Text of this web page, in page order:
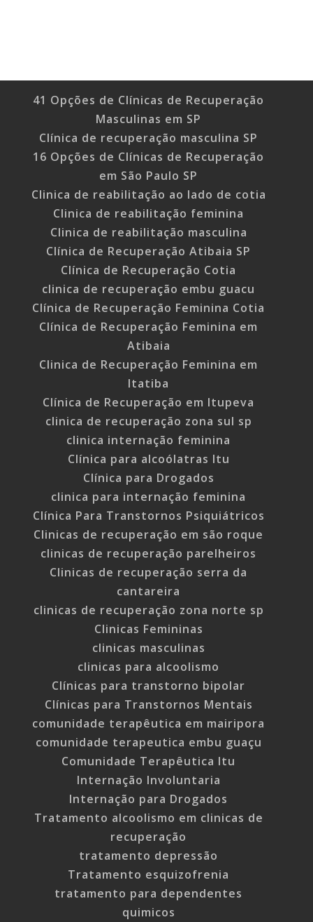
41 Opções de Clínicas de Recuperação
Masculinas em SP
Clínica de recuperação masculina SP
16 Opções de Clínicas de Recuperação
em São Paulo SP
Clinica de reabilitação ao lado de cotia
Clinica de reabilitação feminina
Clinica de reabilitação masculina
Clínica de Recuperação Atibaia SP
Clínica de Recuperação Cotia
clinica de recuperação embu guacu
Clínica de Recuperação Feminina Cotia
Clínica de Recuperação Feminina em
Atibaia
Clinica de Recuperação Feminina em
Itatiba
Clínica de Recuperação em Itupeva
clinica de recuperação zona sul sp
clinica internação feminina
Clínica para alcoólatras Itu
Clínica para Drogados
clinica para internação feminina
Clínica Para Transtornos Psiquiátricos
Clinicas de recuperação em são roque
clinicas de recuperação parelheiros
Clinicas de recuperação serra da
cantareira
clinicas de recuperação zona norte sp
Clinicas Femininas
clinicas masculinas
clinicas para alcoolismo
Clínicas para transtorno bipolar
Clínicas para Transtornos Mentais
comunidade terapêutica em mairipora
comunidade terapeutica embu guaçu
Comunidade Terapêutica Itu
Internação Involuntaria
Internação para Drogados
Tratamento alcoolismo em clinicas de
recuperação
tratamento depressão
Tratamento esquizofrenia
tratamento para dependentes
quimicos